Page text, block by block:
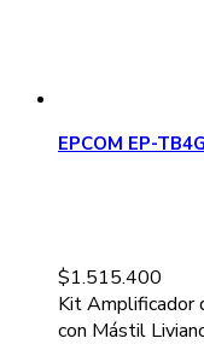
EPCOM EP-
$1.515.400
Kit Amplificador
con Mástil